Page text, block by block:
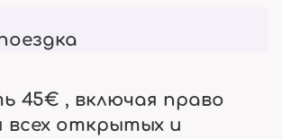
45€ , включая право
всех открытых и